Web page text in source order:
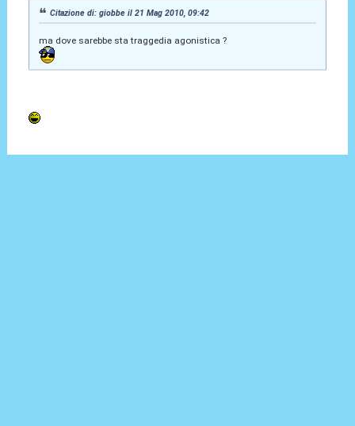
Citazione di: giobbe il 21 Mag 2010, 09:42
ma dove sarebbe sta traggedia agonistica ?